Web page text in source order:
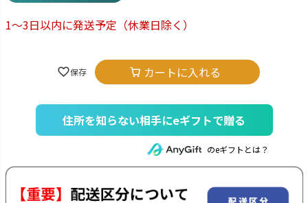
1～3日以内に発送予定 （休業日除く）
カートに入れる
住所を知らない相手にeギフトで贈る
のeギフトとは？